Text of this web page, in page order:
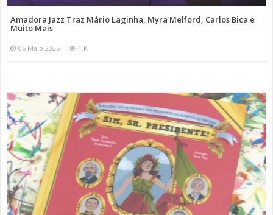
Amadora Jazz Traz Mário Laginha, Myra Melford, Carlos Bica e
Muito Mais
06 Maio 2025 1 K